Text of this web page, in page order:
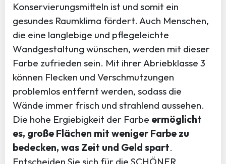
Konservierungsmitteln ist und somit ein
gesundes Raumklima fördert. Auch Menschen,
die eine langlebige und pflegeleichte
Wandgestaltung wünschen, werden mit dieser
Farbe zufrieden sein. Mit ihrer Abriebklasse 3
können Flecken und Verschmutzungen
problemlos entfernt werden, sodass die
Wände immer frisch und strahlend aussehen.
Die hohe Ergiebigkeit der Farbe ermöglicht
es, große Flächen mit weniger Farbe zu
bedecken, was Zeit und Geld spart.